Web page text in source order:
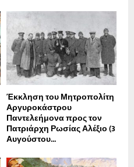
Έκκληση του Μητροπολίτη
Αργυροκάστρου
Παντελεήμονα προς τον
Πατριάρχη Ρωσίας Αλέξιο (3
Αυγούστου...